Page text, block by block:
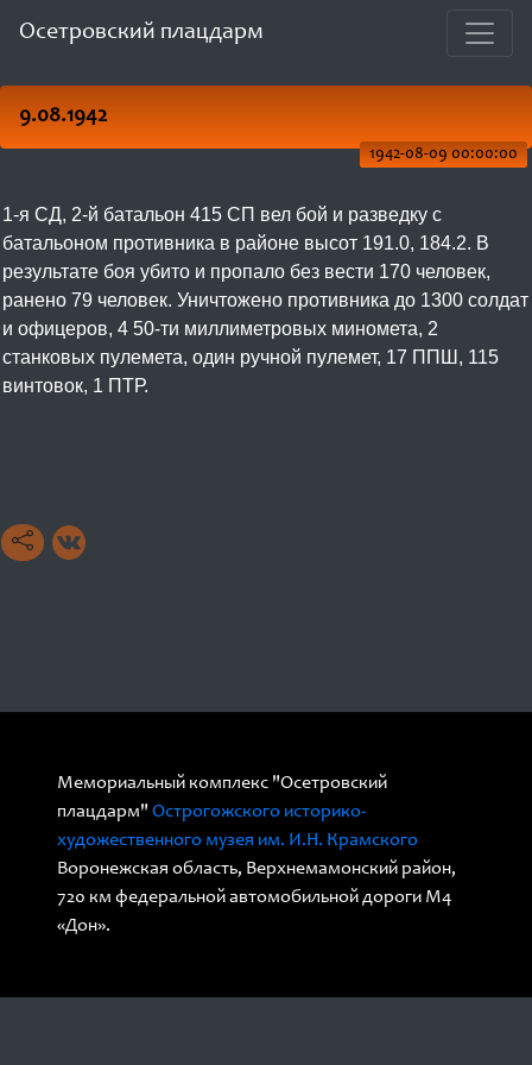
Осетровский плацдарм
9.08.1942
1942-08-09 00:00:00
1-я СД, 2-й батальон 415 СП вел бой и разведку с
батальоном противника в районе высот 191.0, 184.2. В
результате боя убито и пропало без вести 170 человек,
ранено 79 человек. Уничтожено противника до 1300 солдат
и офицеров, 4 50-ти миллиметровых миномета, 2
станковых пулемета, один ручной пулемет, 17 ППШ, 115
винтовок, 1 ПТР.
Мемориальный комплекс "Осетровский
плацдарм" Острогожского историко-
художественного музея им. И.Н. Крамского
Воронежская область, Верхнемамонский район,
720 км федеральной автомобильной дороги М4
«Дон».